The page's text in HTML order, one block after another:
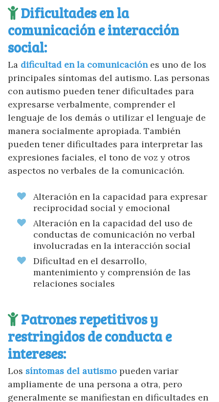
Dificultades en la
comunicación e interacción
social:
La dificultad en la comunicaciónes uno de los
principales síntomas del autismo. Las personas
con autismo pueden tener dificultades para
expresarse verbalmente, comprender el
lenguaje de los demás o utilizar el lenguaje de
manera socialmente apropiada. También
pueden tener dificultades para interpretar las
expresiones faciales, el tono de voz y otros
aspectos no verbales de la comunicación.
Alteración en la capacidad para expresar
reciprocidad social y emocional
Alteración en la capacidad del uso de
conductas de comunicación no verbal
involucradas en la interacción social
Dificultad en el desarrollo,
mantenimiento y comprensión de las
relaciones sociales
Patrones repetitivos y
restringidos de conducta e
intereses:
Los síntomas del autismo pueden variar
ampliamente de una persona a otra, pero
generalmente se manifiestan en dificultades en